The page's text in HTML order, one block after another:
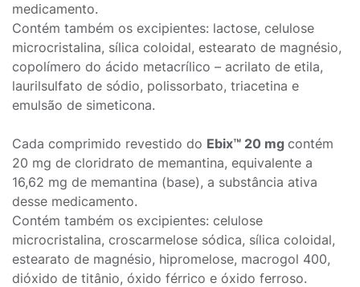
medicamento.
Contém também os excipientes: lactose, celulose
microcristalina, sílica coloidal, estearato de magnésio,
copolímero do ácido metacrílico – acrilato de etila,
laurilsulfato de sódio, polissorbato, triacetina e
emulsão de simeticona.
Cada comprimido revestido do Ebix™ 20 mg contém
20 mg de cloridrato de memantina, equivalente a
16,62 mg de memantina (base), a substância ativa
desse medicamento.
Contém também os excipientes: celulose
microcristalina, croscarmelose sódica, sílica coloidal,
estearato de magnésio, hipromelose, macrogol 400,
dióxido de titânio, óxido férrico e óxido ferroso.